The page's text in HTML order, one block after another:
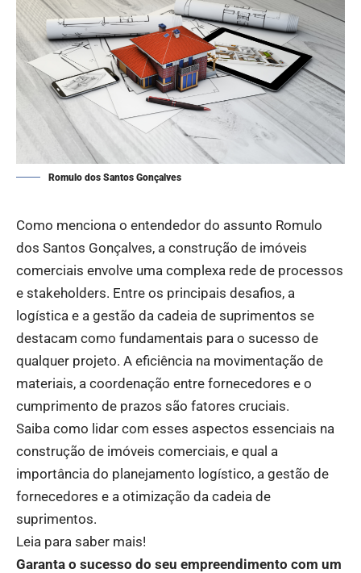
Romulo dos Santos Gonçalves
Como menciona o entendedor do assunto Romulo
dos Santos Gonçalves, a construção de imóveis
comerciais envolve uma complexa rede de processos
e stakeholders. Entre os principais desafios, a
logística e a gestão da cadeia de suprimentos se
destacam como fundamentais para o sucesso de
qualquer projeto. A eficiência na movimentação de
materiais, a coordenação entre fornecedores e o
cumprimento de prazos são fatores cruciais.
Saiba como lidar com esses aspectos essenciais na
construção de imóveis comerciais, e qual a
importância do planejamento logístico, a gestão de
fornecedores e a otimização da cadeia de
suprimentos.
Leia para saber mais!
Garanta o sucesso do seu empreendimento com um